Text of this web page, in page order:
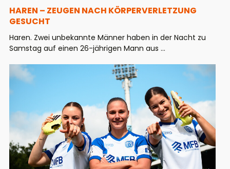
HAREN – ZEUGEN NACH KÖRPERVERLETZUNG
GESUCHT
Haren. Zwei unbekannte Männer haben in der Nacht zu
Samstag auf einen 26-jährigen Mann aus ...